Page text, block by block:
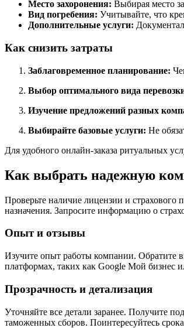
Место захоронения: Выбирая место
Вид погребения: Учитывайте, что
Дополнительные услуги:
Как снизить затраты
Заблаговременное планирование:
Выбор оптимального вида
Изучение предложений разных
Выбирайте базовые услуги: Не
Для удобного онлайн-заказа ритуальных
Как выбрать надежную
Проверьте наличие лицензии и
назначения. Запросите информацию о
Опыт и отзывы
Изучите опыт работы компании. Обратите
платформах, таких как Google Мой бизнес
Прозрачность и детализация
Уточняйте все детали заранее. Получите
таможенных сборов. Поинтересуйтесь